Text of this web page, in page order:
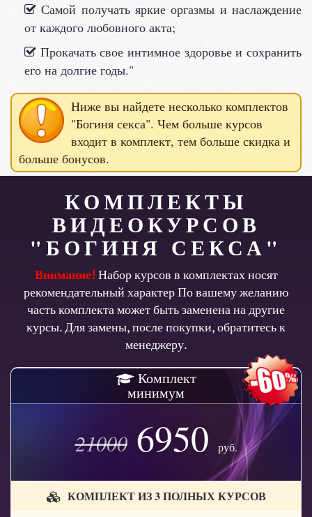
Самой получать яркие оргазмы и наслаждение
от каждого любовного акта;
Прокачать свое интимное здоровье и сохранить
его на долгие годы."
Ниже вы найдете несколько комплектов
"Богиня секса". Чем больше курсов
входит в комплект, тем больше скидка и
больше бонусов.
КОМПЛЕКТЫ
ВИДЕОКУРСОВ
"БОГИНЯ СЕКСА"
Внимание!Набор курсов в комплектах носят
рекомендательный характер По вашему желанию
часть комплекта может быть заменена на другие
курсы. Для замены, после покупки, обратитесь к
менеджеру.
Комплект
минимум
210006950 руб.
КОМПЛЕКТ ИЗ 3 ПОЛНЫХ КУРСОВ